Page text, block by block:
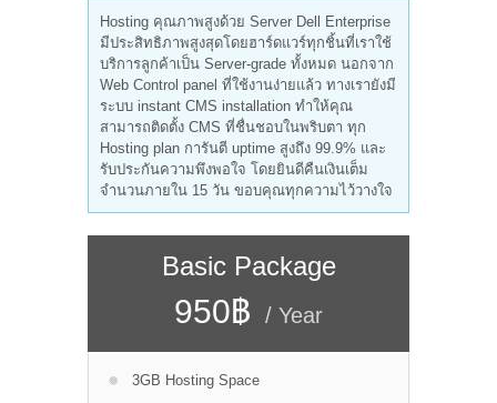
Hosting คุณภาพสูงด้วย Server Dell Enterprise
มีประสิทธิภาพสูงสุดโดยฮาร์ดแวร์ทุกชิ้นที่เราใช้
บริการลูกค้าเป็น Server-grade ทั้งหมด นอกจาก
Web Control panel ที่ใช้งานง่ายแล้ว ทางเรายังมี
ระบบ instant CMS installation ทำให้คุณ
สามารถติดตั้ง CMS ที่ชื่นชอบในพริบตา ทุก
Hosting plan การันตี uptime สูงถึง 99.9% และ
รับประกันความพึงพอใจ โดยยินดีคืนเงินเต็ม
จำนวนภายใน 15 วัน ขอบคุณทุกความไว้วางใจ
Basic Package
950฿ / Year
3GB Hosting Space